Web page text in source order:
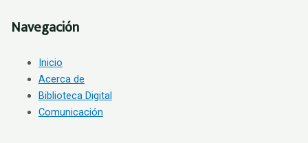
Navegación
Inicio
Acerca de
Biblioteca Digital
Comunicación